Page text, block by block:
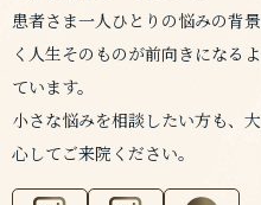
患者さま一人ひとりの悩みの背
く人生そのものが前向きになる
ています。
小さな悩みを相談したい方も、
心してご来院ください。